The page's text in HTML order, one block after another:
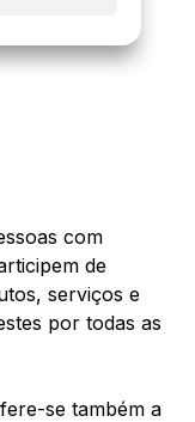
com
de
serviços e
por todas as
se também a